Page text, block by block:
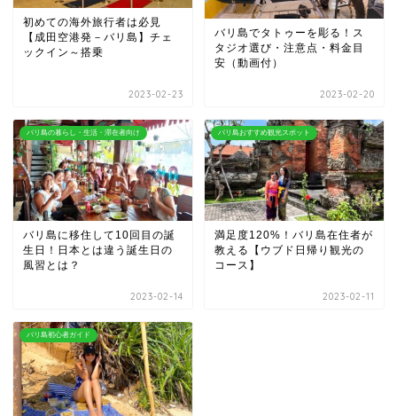
初めての海外旅行者は必見
【成田空港発－バリ島】チェ
ックイン～搭乗
2023-02-23
バリ島でタトゥーを彫る！ス
タジオ選び・注意点・料金目
安（動画付）
2023-02-20
バリ島の暮らし・生活・滞在者向け
バリ島に移住して10回目の誕
生日！日本とは違う誕生日の
風習とは？
2023-02-14
バリ島おすすめ観光スポット
満足度120%！バリ島在住者が
教える【ウブド日帰り観光の
コース】
2023-02-11
バリ島初心者ガイド